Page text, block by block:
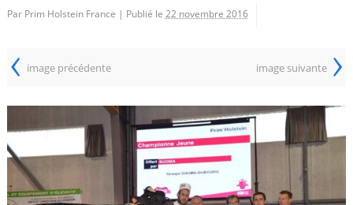
Par Prim Holstein France | Publié le 22 novembre 2016
‹ image précédente image suivante ›